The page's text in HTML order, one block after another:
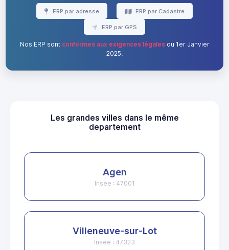
ERP par adresse ERP par Cadastre
ERP par GPS
Nos ERP sont conformes aux exigences légalesdu 1er Janvier
2025.
Les grandes villes dans le même
departement
Agen
Insee : 47001
Villeneuve-sur-Lot
Insee : 47323